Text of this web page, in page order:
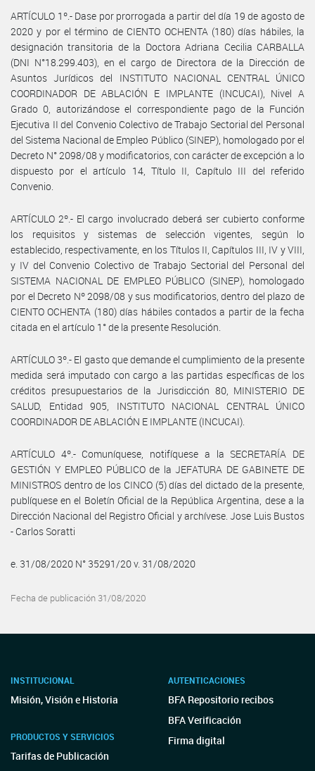
ARTÍCULO 1º.- Dase por prorrogada a partir del día 19 de agosto de
2020 y por el término de CIENTO OCHENTA (180) días hábiles, la
designación transitoria de la Doctora Adriana Cecilia CARBALLA
(DNI N°18.299.403), en el cargo de Directora de la Dirección de
Asuntos Jurídicos del INSTITUTO NACIONAL CENTRAL ÚNICO
COORDINADOR DE ABLACIÓN E IMPLANTE (INCUCAI), Nivel A
Grado 0, autorizándose el correspondiente pago de la Función
Ejecutiva II del Convenio Colectivo de Trabajo Sectorial del Personal
del Sistema Nacional de Empleo Público (SINEP), homologado por el
Decreto N° 2098/08 y modificatorios, con carácter de excepción a lo
dispuesto por el artículo 14, Título II, Capítulo III del referido
Convenio.
ARTÍCULO 2º.- El cargo involucrado deberá ser cubierto conforme
los requisitos y sistemas de selección vigentes, según lo
establecido, respectivamente, en los Títulos II, Capítulos III, IV y VIII,
y IV del Convenio Colectivo de Trabajo Sectorial del Personal del
SISTEMA NACIONAL DE EMPLEO PÚBLICO (SINEP), homologado
por el Decreto Nº 2098/08 y sus modificatorios, dentro del plazo de
CIENTO OCHENTA (180) días hábiles contados a partir de la fecha
citada en el artículo 1° de la presente Resolución.
ARTÍCULO 3º.- El gasto que demande el cumplimiento de la presente
medida será imputado con cargo a las partidas específicas de los
créditos presupuestarios de la Jurisdicción 80, MINISTERIO DE
SALUD, Entidad 905, INSTITUTO NACIONAL CENTRAL ÚNICO
COORDINADOR DE ABLACIÓN E IMPLANTE (INCUCAI).
ARTÍCULO 4º.- Comuníquese, notifíquese a la SECRETARÍA DE
GESTIÓN Y EMPLEO PÚBLICO de la JEFATURA DE GABINETE DE
MINISTROS dentro de los CINCO (5) días del dictado de la presente,
publíquese en el Boletín Oficial de la República Argentina, dese a la
Dirección Nacional del Registro Oficial y archívese. Jose Luis Bustos
- Carlos Soratti
e. 31/08/2020 N° 35291/20 v. 31/08/2020
Fecha de publicación 31/08/2020
INSTITUCIONAL
Misión, Visión e Historia
PRODUCTOS Y SERVICIOS
Tarifas de Publicación
AUTENTICACIONES
BFA Repositorio recibos
BFA Verificación
Firma digital